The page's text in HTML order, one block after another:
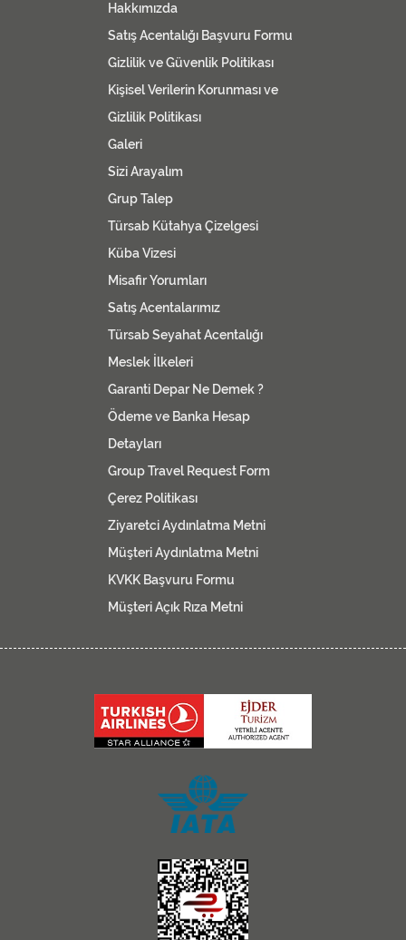
Hakkımızda
Satış Acentalığı Başvuru Formu
Gizlilik ve Güvenlik Politikası
Kişisel Verilerin Korunması ve
Gizlilik Politikası
Galeri
Sizi Arayalım
Grup Talep
Türsab Kütahya Çizelgesi
Küba Vizesi
Misafir Yorumları
Satış Acentalarımız
Türsab Seyahat Acentalığı
Meslek İlkeleri
Garanti Depar Ne Demek ?
Ödeme ve Banka Hesap
Detayları
Group Travel Request Form
Çerez Politikası
Ziyaretci Aydınlatma Metni
Müşteri Aydınlatma Metni
KVKK Başvuru Formu
Müşteri Açık Rıza Metni